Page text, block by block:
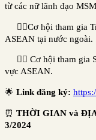
từ các nữ lãnh đạo
👉🏻Cơ hội tham gia
ASEAN tại nước ngoài.
👉🏻 Cơ hội tham gia
vực ASEAN.
🌟 Link đăng ký:
⏰ THỜI GIAN và
3/2024